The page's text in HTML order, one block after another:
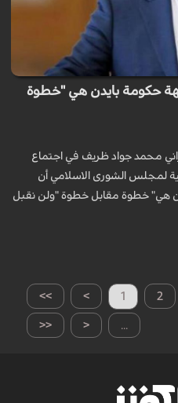
حكومة بايدن هي "خطوة
محمد جواد ظريف في اجتماع
لمجلس الشورى الاسلامي أن
هي" خطوة مقابل خطوة "ولن نقبل
>> > 1 2
...
<
<<